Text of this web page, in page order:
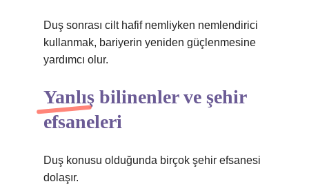
Duş sonrası cilt hafif nemliyken nemlendirici
kullanmak, bariyerin yeniden güçlenmesine
yardımcı olur.
Yanlış bilinenler ve şehir
efsaneleri
Duş konusu olduğunda birçok şehir efsanesi
dolaşır.